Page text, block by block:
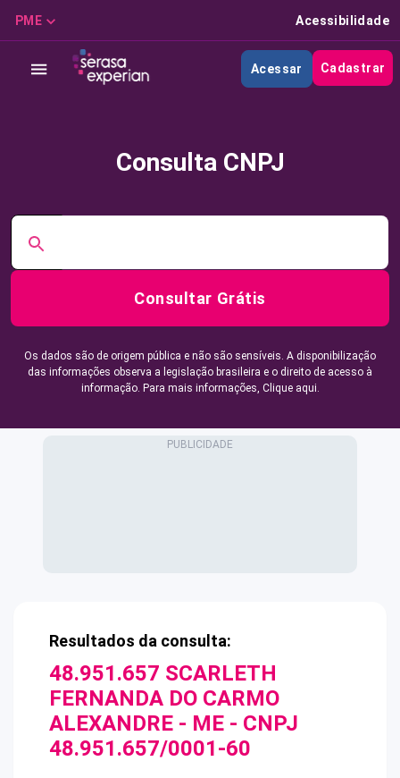
PME Acessibilidade
Acessar Cadastrar
Consulta CNPJ
Consultar Grátis
Os dados são de origem pública e não são sensíveis. A disponibilização
das informações observa a legislação brasileira e o direito de acesso à
informação. Para mais informações, Clique aqui.
Resultados da consulta:
48.951.657 SCARLETH
FERNANDA DO CARMO
ALEXANDRE - ME - CNPJ
48.951.657/0001-60